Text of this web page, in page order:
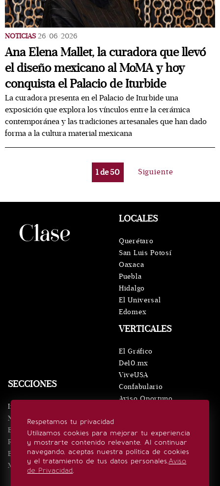
NOTICIAS 26/06/2026
Ana Elena Mallet, la curadora que llevó
el diseño mexicano al MoMA y hoy
conquista el Palacio de Iturbide
La curadora presenta en el Palacio de Iturbide una
exposición que explora los vínculos entre la cerámica
contemporánea y las tradiciones artesanales que han dado
forma a la cultura material mexicana
1de50 Siguiente
Respetamos tu privacidad
Utilizamos cookies para mejorar tu experiencia
y mostrarte contenido relevante. Al continuar
navegando, aceptas nuestra política de cookies
y el tratamiento de tus datos personales.Aviso
de Privacidad.
SECCIONES
Inicio
Noticias
Eventos
Realeza
Estilo de vida
Minuto x Minuto
VERTICALES
El Gráfico
De10.mx
ViveUSA
Confabulario
Aviso Oportuno
LOCALES
Querétaro
San Luis Potosí
Oaxaca
Puebla
Hidalgo
El Universal
Edomex
SÍGUENOS